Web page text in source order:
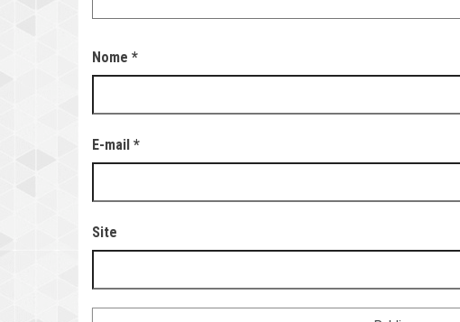
Nome *
E-mail *
Site